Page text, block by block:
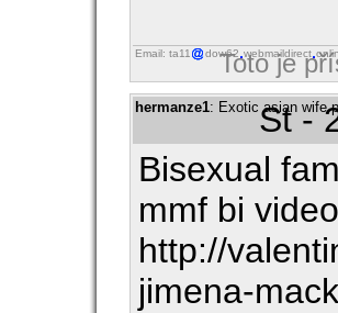
Email: ta11 dow62 webmaildirect
Toto je
hermanze1: Exotic asian wife
St -
Bisexual
mmf bi
http://
jimena-